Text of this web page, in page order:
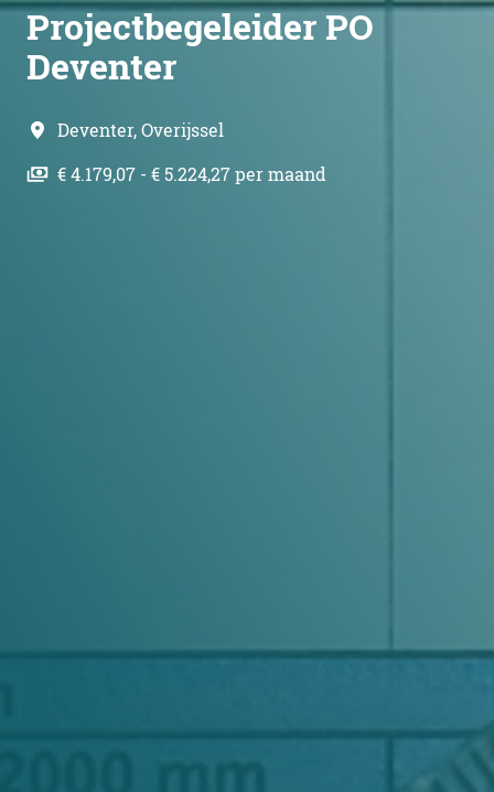
Projectbegeleider PO
Deventer
Deventer,Overijssel
€ 4.179,07 - € 5.224,27 per maand